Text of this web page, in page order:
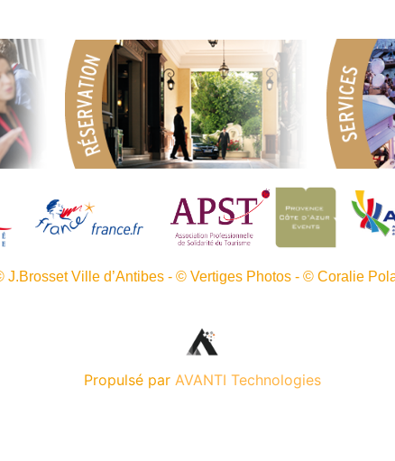
J.Brosset Ville d’Antibes - © Vertiges Photos - © Coralie
Propulsé par AVANTI Technologies